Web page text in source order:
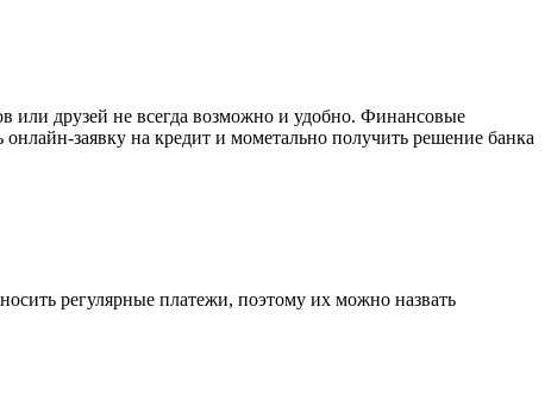
или друзей не всегда возможно и удобно. Финансовые
заявку на кредит и мометально получить решение банка
регулярные платежи, поэтому их можно назвать